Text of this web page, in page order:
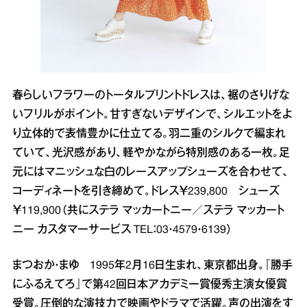
春らしいフラワーのトータルプリントドレスは、裾のさりげな
いフリルがポイント。甘すぎないデザインで、シルエットをよ
り立体的で表情豊かに仕立てる。羽二重のシルクで編まれ
ていて、光沢感があり、軽やかながら特別感のある一枚。足
元にはマニッシュな白のレースアップシューズを合わせて、
コーディネートを引き締めて。ドレス￥239,800 シューズ
￥119,900（共にステラ マッカートニー／ステラ マッカート
ニー カスタマーサービス TEL：03・4579・6139）
まつおか・まゆ 1995年2月16日生まれ、東京都出身。『勝手
にふるえてろ』で第42回日本アカデミー賞優秀主演女優賞
受賞。圧倒的な演技力で映画やドラマで活躍。声の出演をす